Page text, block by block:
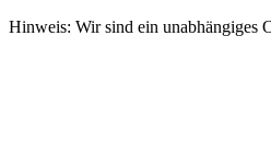
Hinweis: Wir sind ein unabhängiges